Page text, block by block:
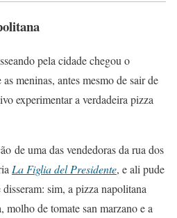
pela cidade chegou o
meninas, antes mesmo de sair de
experimentar a verdadeira pizza
de uma das vendedoras da rua dos
La Figlia del Presidente, e ali pude
sim, a pizza napolitana
molho de tomate san marzano e a